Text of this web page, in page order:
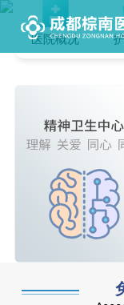
医院概况